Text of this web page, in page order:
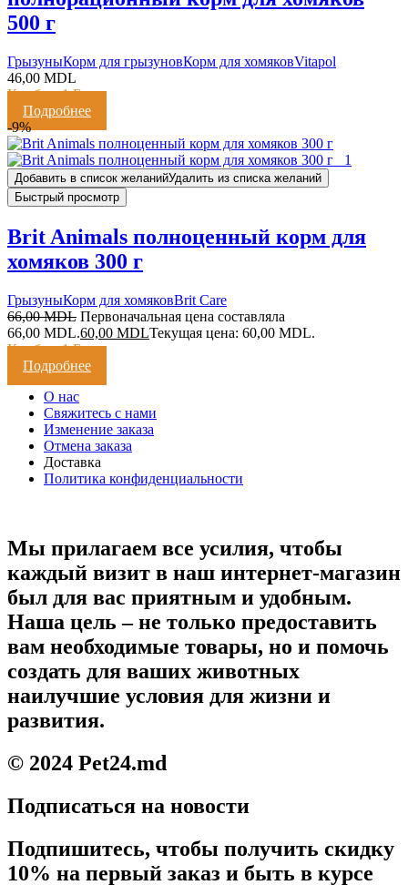
500 г
ГрызуныКорм для грызуновКорм для хомяковVitapol
46,00 MDL
Кешбэк:1 Балл
Подробнее
-9%
Добавить в список желанийУдалить из списка желаний
Быстрый просмотр
Brit Animals полноценный корм для
хомяков 300 г
ГрызуныКорм для хомяковBrit Care
66,00MDL Первоначальная цена составляла
66,00 MDL.60,00 MDLТекущая цена: 60,00 MDL.
Кешбэк:1 Балл
Подробнее
О нас
Свяжитесь с нами
Изменение заказа
Отмена заказа
Доставка
Политика конфиденциальности
Мы прилагаем все усилия, чтобы
каждый визит в наш интернет-магазин
был для вас приятным и удобным.
Наша цель – не только предоставить
вам необходимые товары, но и помочь
создать для ваших животных
наилучшие условия для жизни и
развития.
© 2024 Pet24.md
Подписаться на новости
Подпишитесь, чтобы получить скидку
10% на первый заказ и быть в курсе